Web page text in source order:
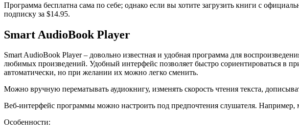
Программа бесплатна сама по себе; однако если вы хотите загрузить книги с
подписку за $14.95.
Smart AudioBook Player
Smart AudioBook Player – довольно известная и удобная программа для
любимых произведений. Удобный интерфейс позволяет быстро сориентироваться в
автоматически, но при желании их можно легко сменить.
Можно вручную перематывать аудиокнигу, изменять скорость чтения текста,
Веб-интерфейс программы можно настроить под предпочтения слушателя.
Особенности: